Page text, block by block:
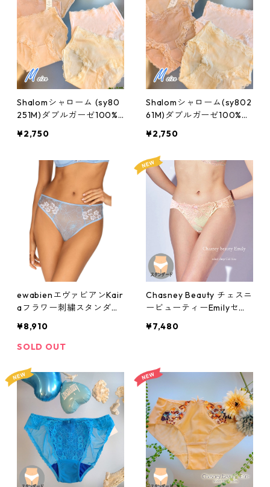
Shalomシャローム (sy80
251M)ダブルガーゼ100%
サイズ
¥2,750
Shalomシャローム(sy802
61M)ダブルガーゼ100%や
イズ
¥2,750
ewabienエヴァビアンKair
aフラワー刺繍スタンダー
¥8,910
SOLD OUT
Chasney Beauty チェスニ
ービューティーEmilyセッ
8012pi
¥7,480